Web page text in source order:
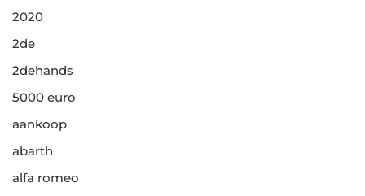
2020
2de
2dehands
5000 euro
aankoop
abarth
alfa romeo